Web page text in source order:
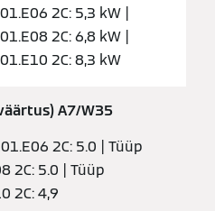
2C: 5,3 kW |
2C: 6,8 kW |
2C: 8,3 kW
A7/W35
2C: 5.0 | Tüüp
2C: 5.0 | Tüüp
2C: 4,9